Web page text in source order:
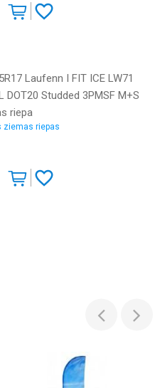
Laufenn I FIT ICE LW71
DOT20 Studded 3PMSF M+S
riepa
ziemas riepas